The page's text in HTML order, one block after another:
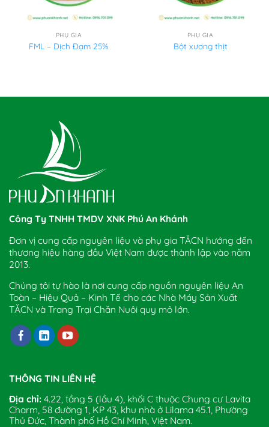
PHỤ GIA
FML – Dịch Đạm 25%
PHỤ GIA
Bột xương thịt
Công Ty TNHH TMDV XNK Phú An Khánh
Đơn vị cung cấp nguyên liệu và phụ gia TĂCN hướng đến
thương hiệu hàng đầu Việt Nam được thành lập vào năm
2013.
Chúng tôi tự hào là nơi cung cấp nguồn nguyên liệu An
Toàn – Hiệu Quả – Kinh Tế cho các Nhà Máy Sản Xuất
TĂCN và Trang Trại Chăn Nuôi quy mô lớn.
THÔNG TIN LIÊN HỆ
Địa chỉ: 4.22, tầng 5 (lầu 4), khối C thuộc Chung cư Lavita
Charm, 58 đường 1, KP 43, khu nhà ở Lilama 45.1, Phường
Thủ Đức, Thành phố Hồ Chí Minh, Việt Nam.